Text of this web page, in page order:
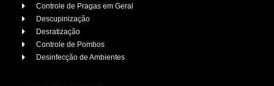
Controle de Pragas em Geral
Descupinização
Desratização
Controle de Pombos
Desinfecção de Ambientes